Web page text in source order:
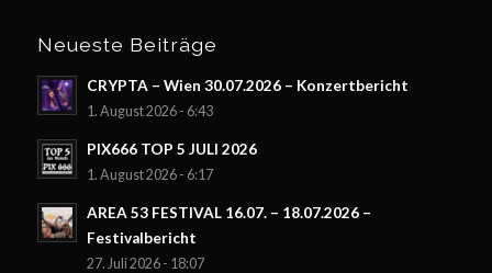
Neueste Beiträge
CRYPTA – Wien 30.07.2026 – Konzertbericht
1. August 2026 - 6:43
PIX666 TOP 5 JULI 2026
1. August 2026 - 6:17
AREA 53 FESTIVAL 16.07. – 18.07.2026 –
Festivalbericht
27. Juli 2026 - 18:07